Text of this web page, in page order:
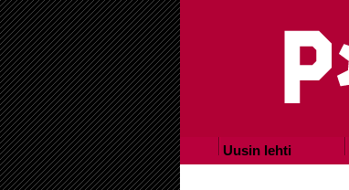
Uusin lehti